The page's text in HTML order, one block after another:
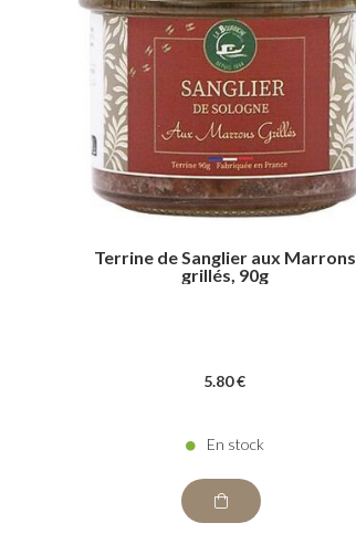
Terrine de Sanglier aux Marrons
grillés, 90g
5.80€
En stock